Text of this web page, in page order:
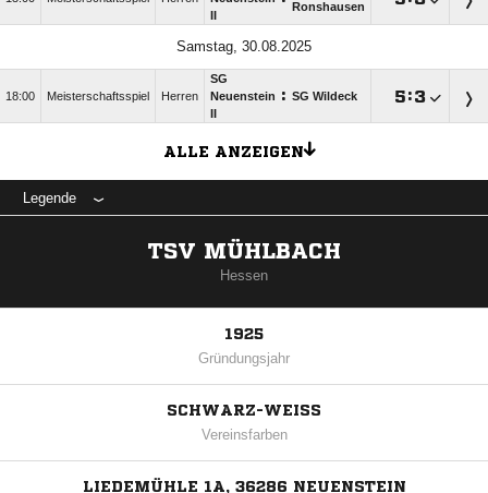
Ronshausen
Samstag, 30.08.2025
18:00 Meisterschaftsspiel Herren
SG
Neuenstein : SG Wildeck :
ALLE ANZEIGEN
Legende
TSV MÜHLBACH
Hessen
1925
Gründungsjahr
SCHWARZ-WEISS
Vereinsfarben
LIEDEMÜHLE 1A, 36286 NEUENSTEIN